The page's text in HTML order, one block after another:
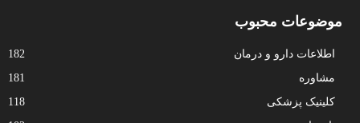
موضوعات محبوب
اطلاعات دارو و درمان
182
مشاوره
181
کلینیک پزشکی
118